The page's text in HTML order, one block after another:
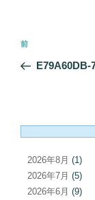
ナ
ー
シ
ョ
ン
前
の
前
E79A60DB-
2026年8月 (1)
2026年7月 (5)
2026年6月 (9)